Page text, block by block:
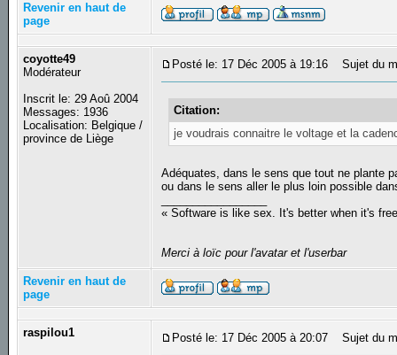
Revenir en haut de
page
coyotte49
Modérateur
Inscrit le: 29 Aoû 2004
Messages: 1936
Localisation: Belgique /
province de Liège
Posté le: 17 Déc 2005 à 19:16 Sujet du
Citation:
je voudrais connaitre le voltage et la
Adéquates, dans le sens que tout ne plante
ou dans le sens aller le plus loin possible
« Software is like sex. It's better when it's
Merci à loïc pour l'avatar et l'userbar
Revenir en haut de
page
raspilou1 Posté le: 17 Déc 2005 à 20:07 Sujet du